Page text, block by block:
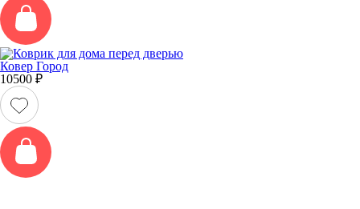
Ковер Город
10500 ₽